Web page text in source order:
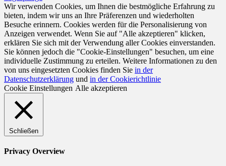
Wir verwenden Cookies, um Ihnen die bestmögliche Erfahrung zu
bieten, indem wir uns an Ihre Präferenzen und wiederholten
Besuche erinnern. Cookies werden für die Personalisierung von
Anzeigen verwendet. Wenn Sie auf "Alle akzeptieren" klicken,
erklären Sie sich mit der Verwendung aller Cookies einverstanden.
Sie können jedoch die "Cookie-Einstellungen" besuchen, um eine
individuelle Zustimmung zu erteilen. Weitere Informationen zu den
von uns eingesetzten Cookies finden Sie in der
Datenschutzerklärung und in der Cookierichtlinie
Cookie Einstellungen Alle akzeptieren
Schließen
Privacy Overview